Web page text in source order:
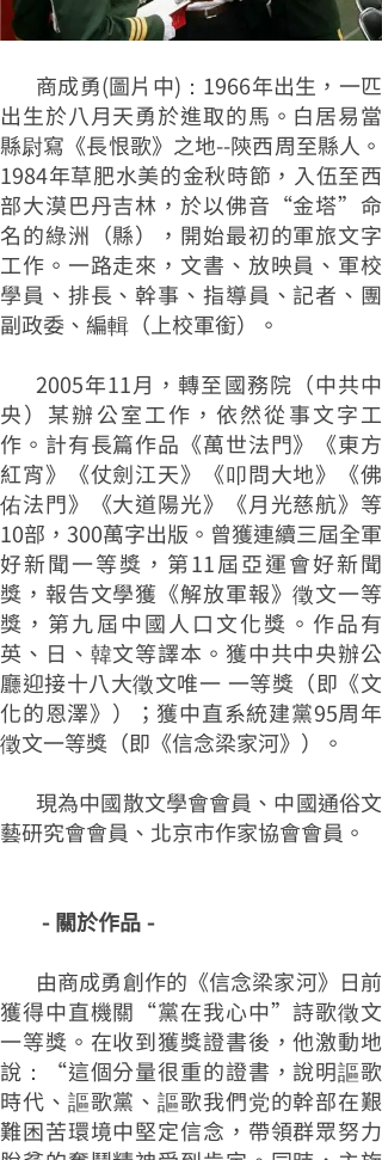
商成勇(圖片中)：1966年出生，一匹
出生於八月天勇於進取的馬。白居易當
縣尉寫《長恨歌》之地--陝西周至縣人。
1984年草肥水美的金秋時節，入伍至西
部大漠巴丹吉林，於以佛音“金塔”命
名的綠洲（縣），開始最初的軍旅文字
工作。一路走來，文書、放映員、軍校
學員、排長、幹事、指導員、記者、團
副政委、編輯（上校軍銜）。
2005年11月，轉至國務院（中共中
央）某辦公室工作，依然從事文字工
作。計有長篇作品《萬世法門》《東方
紅宵》《仗劍江天》《叩問大地》《佛
佑法門》《大道陽光》《月光慈航》等
10部，300萬字出版。曾獲連續三屆全軍
好新聞一等獎，第11屆亞運會好新聞
獎，報告文學獲《解放軍報》徵文一等
獎，第九屆中國人口文化獎。作品有
英、日、韓文等譯本。獲中共中央辦公
廳迎接十八大徵文唯一 一等獎（即《文
化的恩澤》）；獲中直系統建黨95周年
徵文一等獎（即《信念梁家河》）。
現為中國散文學會會員、中國通俗文
藝研究會會員、北京市作家協會會員。
- 關於作品 -
由商成勇創作的《信念梁家河》日前
獲得中直機關“黨在我心中”詩歌徵文
一等獎。在收到獲獎證書後，他激動地
說：“這個分量很重的證書，說明謳歌
時代、謳歌黨、謳歌我們党的幹部在艱
難困苦環境中堅定信念，帶領群眾努力